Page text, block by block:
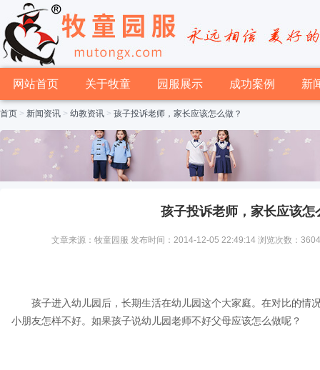
网站首页 关于牧童 园服展示 成功案例 新
首页 > 新闻资讯 > 幼教资讯 > 孩子投诉老师，家长应该怎么做？
孩子投诉老师，家长应该怎
文章来源：牧童园服 发布时间：2014-12-05 22:49:14 浏览次数：3604
孩子进入幼儿园后，长期生活在幼儿园这个大家庭。在对比的情
小朋友怎样不好。如果孩子说幼儿园老师不好父母应该怎么做呢？